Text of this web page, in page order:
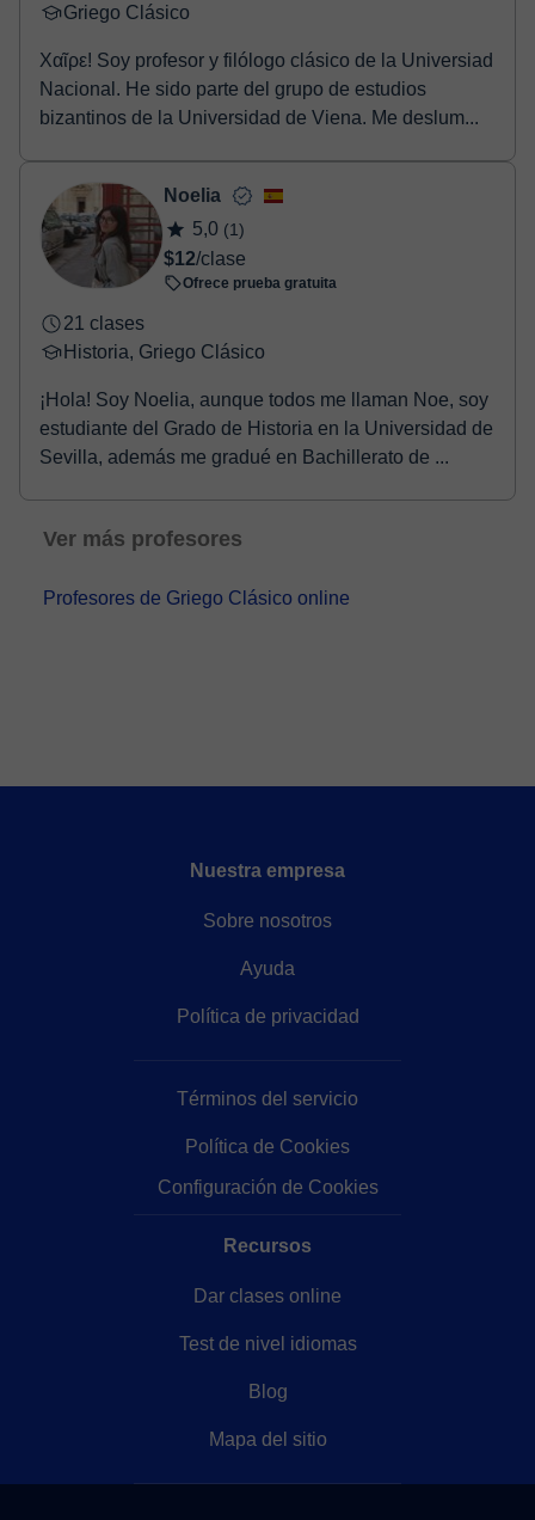
Griego Clásico
Χαῖρε! Soy profesor y filólogo clásico de la Universiad
Nacional. He sido parte del grupo de estudios
bizantinos de la Universidad de Viena. Me deslum...
Noelia
5,0 (1)
$12/clase
Ofrece prueba gratuita
21 clases
Historia, Griego Clásico
¡Hola! Soy Noelia, aunque todos me llaman Noe, soy
estudiante del Grado de Historia en la Universidad de
Sevilla, además me gradué en Bachillerato de ...
Ver más profesores
Profesores de Griego Clásico online
Nuestra empresa
Sobre nosotros
Ayuda
Política de privacidad
Términos del servicio
Política de Cookies
Configuración de Cookies
Recursos
Dar clases online
Test de nivel idiomas
Blog
Mapa del sitio